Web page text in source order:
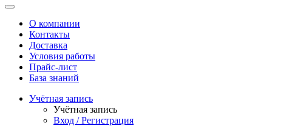
О компании
Контакты
Доставка
Условия работы
Прайс-лист
База знаний
Учётная запись
Учётная запись
Вход / Регистрация